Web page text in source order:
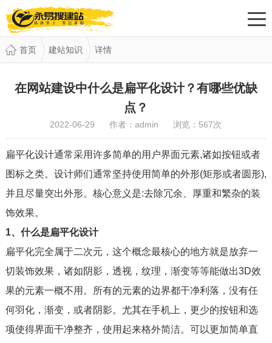
首页 建站知识 详情
在网站建设中什么是扁平化设计？有哪些优缺
点？
2022-06-29 作者：admin 浏览： 567次
扁平化设计通常采用许多简单的用户界面元素,诸如按钮或者
图标之类。设计师们通常坚持使用简单的外形(矩形或者圆形),
并且尽量突出外形。核心意义是:去除冗余、厚重和繁杂的装
饰效果。
1、什么是扁平化设计
扁平化完全属于二次元，这个概念最核心的地方就是放弃一
切装饰效果，诸如阴影，透视，纹理，渐变等等能做出3D效
果的元素一概不用。所有的元素的边界都干净利落，没有任
何羽化，渐变，或者阴影。尤其在手机上，更少的按钮和选
项使得界面干净整齐，使用起来格外简洁。可以更加简单直